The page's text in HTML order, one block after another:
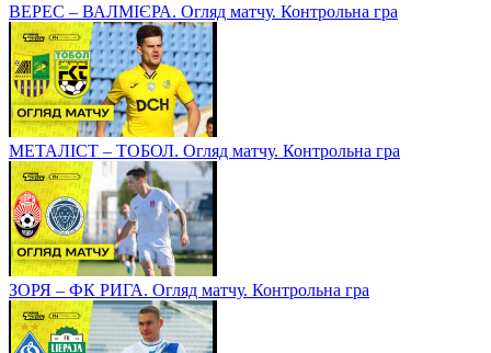
ВЕРЕС – ВАЛМІЄРА. Огляд матчу. Контрольна гра
МЕТАЛІСТ – ТОБОЛ. Огляд матчу. Контрольна гра
ЗОРЯ – ФК РИГА. Огляд матчу. Контрольна гра